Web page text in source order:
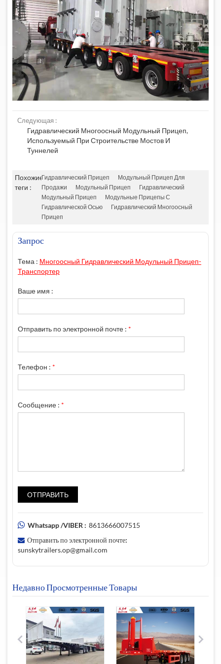
Следующая :
Гидравлический Многоосный Модульный Прицеп,
Используемый При Строительстве Мостов И
Туннелей
Похожие
теги :
Гидравлический Прицеп
Модульный Прицеп Для
Продажи
Модульный Прицеп
Гидравлический
Модульный Прицеп
Модульные Прицепы С
Гидравлической Осью
Гидравлический Многоосный
Прицеп
Запрос
Тема : Многоосный Гидравлический Модульный Прицеп-
Транспортер
Ваше имя :
Отправить по электронной почте : *
Телефон : *
Сообщение : *
Whatsapp /VIBER : 8613666007515
Отправить по электронной почте:
sunskytrailers.op@gmail.com
Недавно Просмотренные Товары